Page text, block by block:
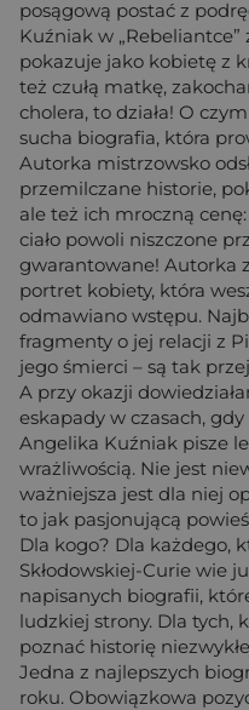
posągową postać z
Kuźniak w
pokazuje jako kobietę z
też czułą matkę,
cholera, to działa! O
sucha biografia, która
Autorka mistrzowsko
przemilczane historie,
ale też ich mroczną
ciało powoli niszczone
gwarantowane! Autorka
portret kobiety, która
odmawiano wstępu.
fragmenty o jej relacji z
jego śmierci – są tak
A przy okazji
eskapady w czasach,
Angelika Kuźniak pisze
wrażliwością. Nie jest
ważniejsza jest dla niej
to jak pasjonującą
Dla kogo? Dla każdego,
Skłodowskiej-Curie wie
napisanych biografii,
ludzkiej strony. Dla tych,
poznać historię
Jedna z najlepszych
roku. Obowiązkowa